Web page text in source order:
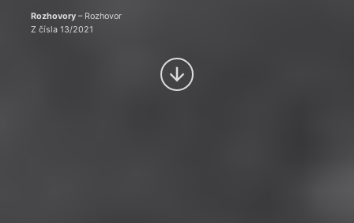
Rozhovory– Rozhovor
Z čísla 13/2021